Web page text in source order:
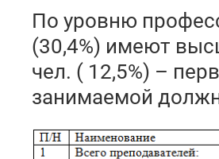
По уровню
(30,4%) имеют
чел. ( 12,5%) –
занимаемой